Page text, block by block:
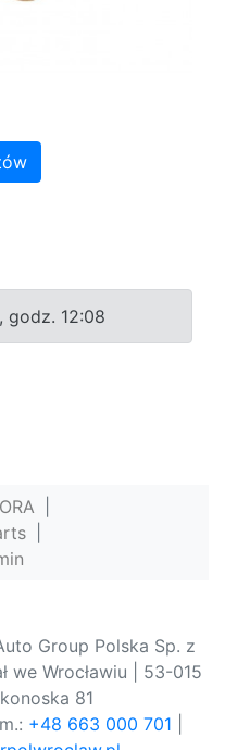
12:08
Group Polska Sp. z
we Wrocławiu | 53-015
81
+48 663 000 701